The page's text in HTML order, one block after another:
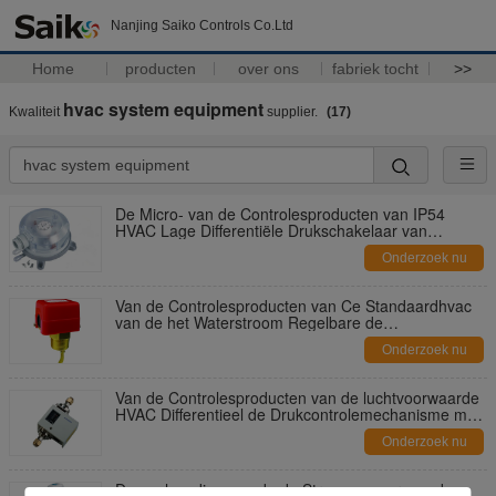
Nanjing Saiko Controls Co.Ltd
Home producten over ons fabriek tocht >>
Kwaliteit hvac system equipment supplier. (17)
De Micro- van de Controlesproducten van IP54
HVAC Lage Differentiële Drukschakelaar van
Onderzoek nu
Van de Controlesproducten van Ce Standaardhvac
van de het Waterstroom Regelbare de
Onderzoek nu
Van de Controlesproducten van de luchtvoorwaarde
HVAC Differentieel de Drukcontrolemechanisme met
Onderzoek nu
De veelvoudige van de de Stroomsensor van de